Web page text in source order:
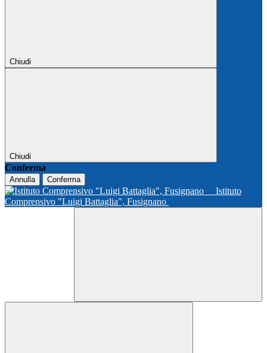
Chiudi
Chiudi
Conferma
Annulla Conferma
Istituto
Comprensivo "Luigi Battaglia", Fusignano